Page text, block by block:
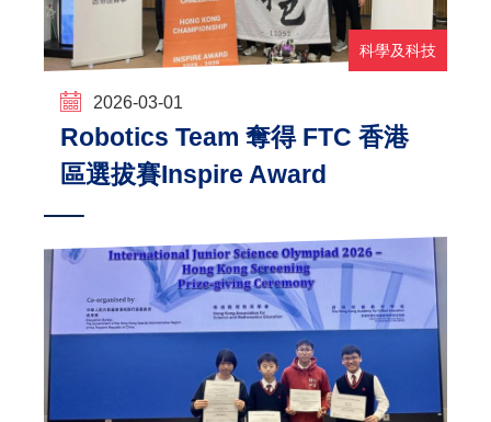
科學及科技
2026-03-01
Robotics Team 奪得 FTC 香港
區選拔賽Inspire Award